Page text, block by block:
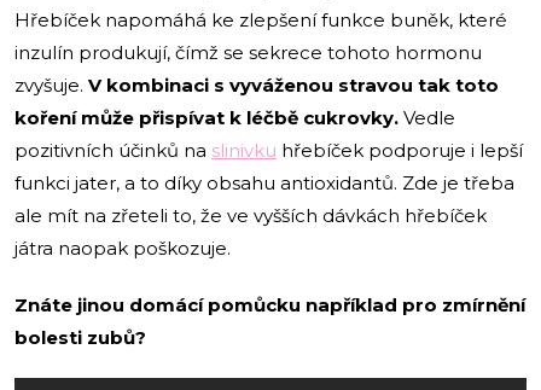
Hřebíček napomáhá ke zlepšení funkce buněk, které
inzulín produkují, čímž se sekrece tohoto hormonu
zvyšuje. V kombinaci s vyváženou stravou tak toto
koření může přispívat k léčbě cukrovky. Vedle
pozitivních účinků na slinivku hřebíček podporuje i lepší
funkci jater, a to díky obsahu antioxidantů. Zde je třeba
ale mít na zřeteli to, že ve vyšších dávkách hřebíček
játra naopak poškozuje.
Znáte jinou domácí pomůcku například pro zmírnění
bolesti zubů?